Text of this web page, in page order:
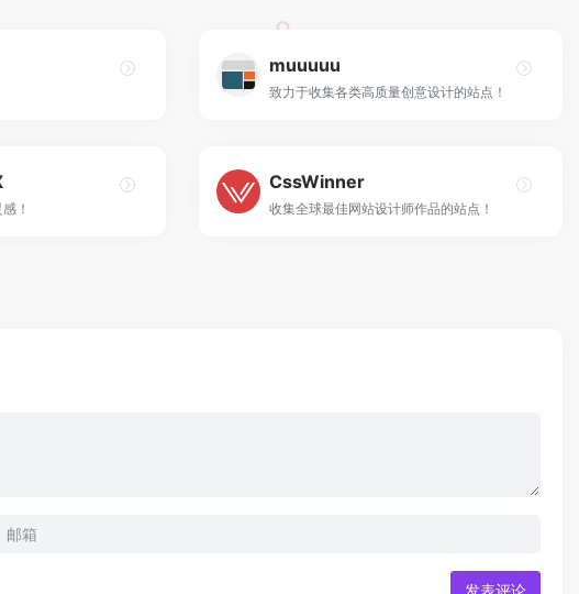
muuuuu
致力于收集各类高质量创意设计的站点！
！
CssWinner
收集全球最佳网站设计师作品的站点！
发表评论